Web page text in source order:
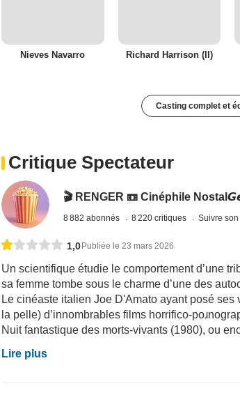
Nieves Navarro Richard Harrison (II)
Casting complet et
Critique Spectateur
🎬 RENGER 📼 Cinéphile
8 882 abonnés 8 220 critiques Suivre son
1,0Publiée le 23 mars 2026
Un scientifique étudie le comportement d’une
sa femme tombe sous le charme d’une des
Le cinéaste italien Joe D'Amato ayant posé
la pelle) d’innombrables films horrifico-
Nuit fantastique des morts-vivants (1980), ou
Lire plus